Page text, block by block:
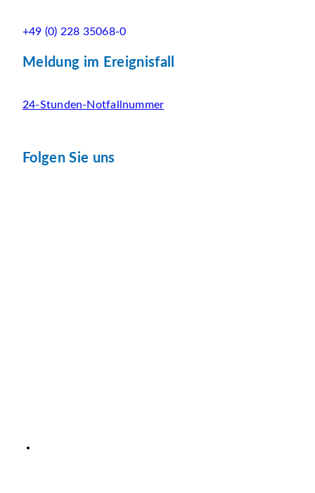
+49 (0) 228 35068-0
Meldung im Ereignisfall
24-Stunden-Notfallnummer
Folgen Sie uns